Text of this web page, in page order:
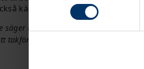
känt en stor skillnad, förklarar
säger att det är ett mycket trevligare
takfönster. Personalen upplever